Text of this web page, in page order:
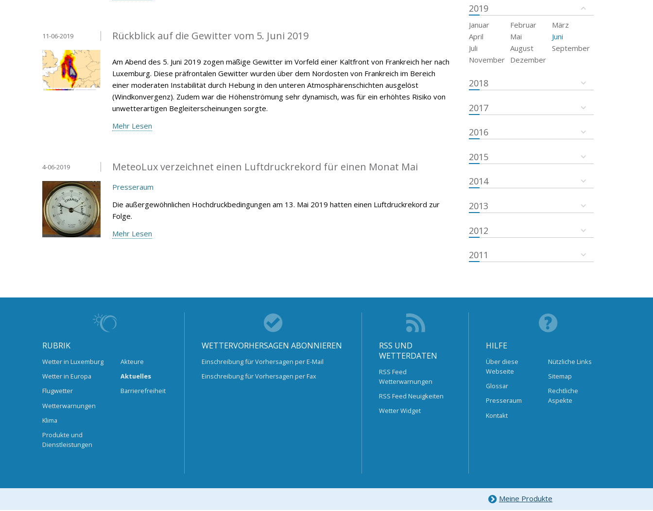
Rückblick auf die Gewitter vom 5. Juni 2019
11-06-2019
Am Abend des 5. Juni 2019 zogen mäßige Gewitter im Vorfeld einer Kaltfront von Frankreich her nach
Luxemburg. Diese präfrontalen Gewitter wurden über dem Nordosten von Frankreich im Bereich
einer moderaten Instabilität durch Hebung in den unteren Atmosphärenschichten ausgelöst
(Windkonvergenz). Zudem war die Höhenströmung sehr dynamisch, was für ein erhöhtes Risiko von
unwetterartigen Begleiterscheinungen sorgte.
Mehr Lesen
MeteoLux verzeichnet einen Luftdruckrekord für einen Monat Mai
4-06-2019
Presseraum
Die außergewöhnlichen Hochdruckbedingungen am 13. Mai 2019 hatten einen Luftdruckrekord zur
Folge.
Mehr Lesen
2019
Januar Februar
März
April
Mai
Juni
Juli
August
September
November
Dezember
2018
2017
2016
2015
2014
2013
2012
2011
RUBRIK
Wetter in Luxemburg
Wetter in Europa
Flugwetter
Wetterwarnungen
Klima
Produkte und
Dienstleistungen
Akteure
Aktuelles
Barrierefreiheit
WETTERVORHERSAGEN ABONNIEREN
Einschreibung für Vorhersagen per E-Mail
Einschreibung für Vorhersagen per Fax
RSS UND
WETTERDATEN
RSS Feed
Wetterwarnungen
RSS Feed Neuigkeiten
Wetter Widget
HILFE
Über diese
Webseite
Glossar
Presseraum
Kontakt
Nützliche Links
Sitemap
Rechtliche
Aspekte
Meine Produkte